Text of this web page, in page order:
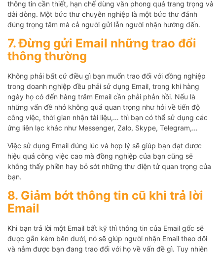
thông tin cần thiết, hạn chế dùng văn phong quá trang trọng và
dài dòng. Một bức thư chuyên nghiệp là một bức thư đánh
đúng trọng tâm mà cả người gửi lẫn người nhận hướng đến.
7. Đừng gửi Email những trao đổi
thông thường
Không phải bất cứ điều gì bạn muốn trao đổi với đồng nghiệp
trong doanh nghiệp đều phải sử dụng Email, trong khi hàng
ngày họ có đến hàng trăm Email cần phải phản hồi. Nếu là
những vấn đề nhỏ không quá quan trọng như hỏi về tiến độ
công việc, thời gian nhận tài liệu,… thì bạn có thể sử dụng các
ứng liên lạc khác như Messenger, Zalo, Skype, Telegram,…
Việc sử dụng Email đúng lúc và hợp lý sẽ giúp bạn đạt được
hiệu quả công việc cao mà đồng nghiệp của bạn cũng sẽ
không thấy phiền hay bỏ sót những thư điện tử quan trọng của
bạn.
8. Giảm bớt thông tin cũ khi trả lời
Email
Khi bạn trả lời một Email bất kỹ thì thông tin của Email gốc sẽ
được gắn kèm bên dưới, nó sẽ giúp người nhận Email theo dõi
và nắm được bạn đang trao đổi với họ về vấn đề gì. Tuy nhiên